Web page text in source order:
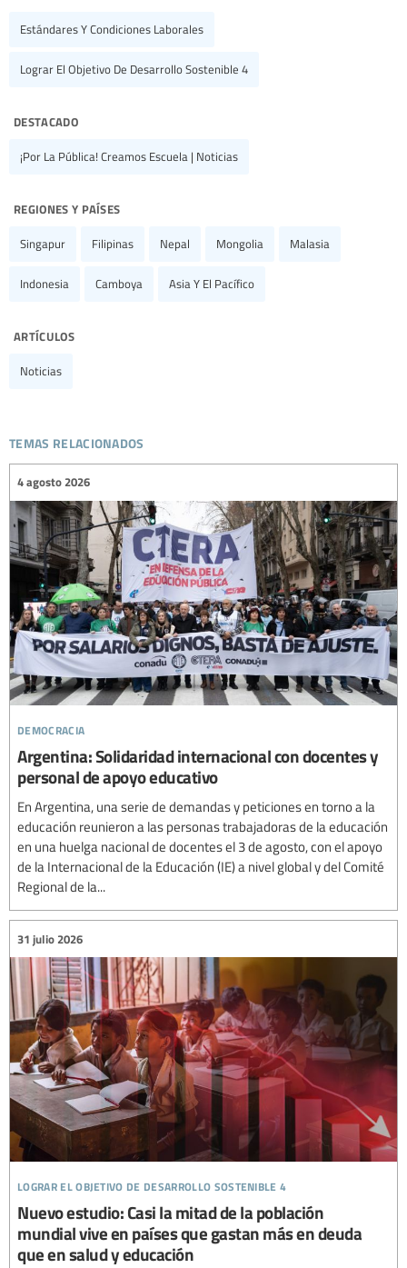
Estándares Y Condiciones Laborales
Lograr El Objetivo De Desarrollo Sostenible 4
destacado
¡Por La Pública! Creamos Escuela | Noticias
regiones y países
Singapur Filipinas Nepal Mongolia Malasia
Indonesia Camboya Asia Y El Pacífico
artículos
Noticias
temas relacionados
democracia
4 agosto 2026
Argentina: Solidaridad internacional con docentes y
personal de apoyo educativo
En Argentina, una serie de demandas y peticiones en torno a la
educación reunieron a las personas trabajadoras de la educación
en una huelga nacional de docentes el 3 de agosto, con el apoyo
de la Internacional de la Educación (IE) a nivel global y del Comité
Regional de la...
lograr el objetivo de desarrollo sostenible 4
31 julio 2026
Nuevo estudio: Casi la mitad de la población
mundial vive en países que gastan más en deuda
que en salud y educación